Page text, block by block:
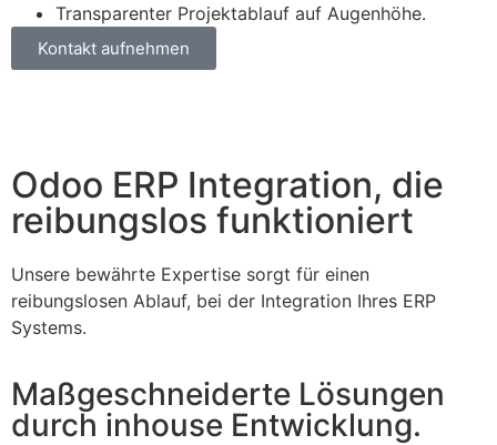
Transparenter Projektablauf auf Augenhöhe.
Kontakt aufnehmen
Odoo ERP Integration, die
reibungslos funktioniert
Unsere bewährte Expertise sorgt für einen
reibungslosen Ablauf, bei der Integration Ihres ERP
Systems.
Maßgeschneiderte Lösungen
durch inhouse Entwicklung.​